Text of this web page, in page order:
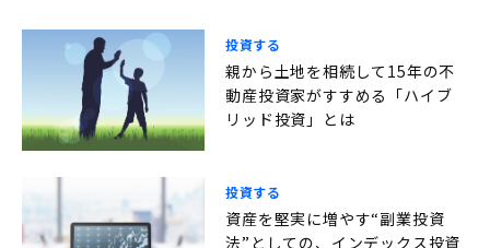
投資する
親から土地を相続して15年の不
動産投資家がすすめる「ハイブ
リッド投資」とは
投資する
資産を堅実に増やす“副業投資
法”としての、インデックス投資